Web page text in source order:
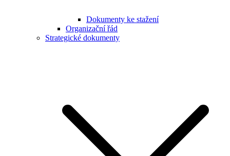
Dokumenty ke stažení
Organizační řád
Strategické dokumenty